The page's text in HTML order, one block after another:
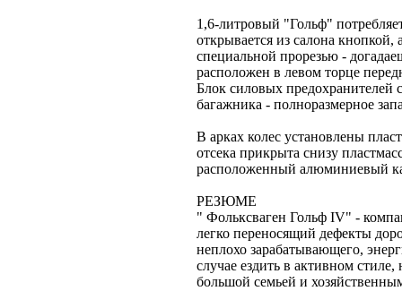
1,6-литровый "Гольф"
открывается из салона
специальной прорезью -
расположен в левом торце
Блок силовых предохранителей
багажника - полноразмерное
В арках колес установлены
отсека прикрыта снизу
расположенный алюминиевый
РЕЗЮМЕ
" Фольксваген Гольф IV" -
легко переносящий дефекты
неплохо зарабатывающего,
случае ездить в активном
большой семьей и